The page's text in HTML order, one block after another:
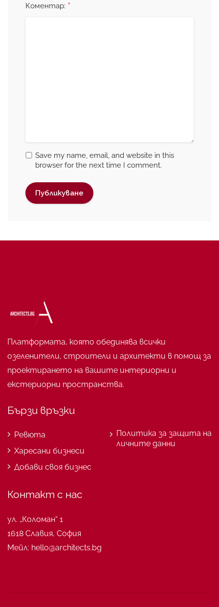
Коментар: *
Save my name, email, and website in this
browser for the next time I comment.
Платформата, която обединява всички
озеленители, строители и архитекти в помощ за
проектирането на вашите интериорни и
екстериорни пространства.
Бързи връзки
Ревюта
Харесани бизнеси
Добави своя бизнес
Политика за защита на
личните данни
Контакт с нас
ул. „Коломан“ 1
1618 Славия, София
Мейл: hello@architects.bg